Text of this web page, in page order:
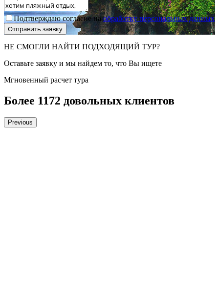
Подтверждаю согласие наобработку персональных данных
НЕ СМОГЛИ НАЙТИ ПОДХОДЯЩИЙ ТУР?
Оставьте заявку и мы найдем то, что Вы ищете
Мгновенный расчет тура
Более 1172 довольных клиентов
Previous